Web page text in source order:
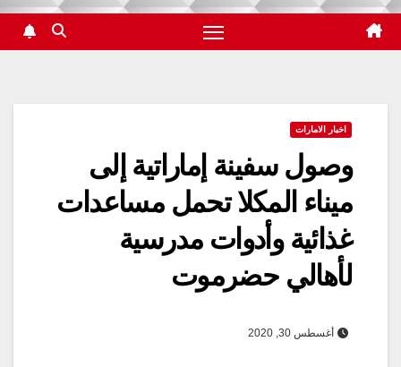
اخبار الامارات
وصول سفينة إماراتية إلى
ميناء المكلا تحمل مساعدات
غذائية وأدوات مدرسية
لأهالي حضرموت
أغسطس 30, 2020